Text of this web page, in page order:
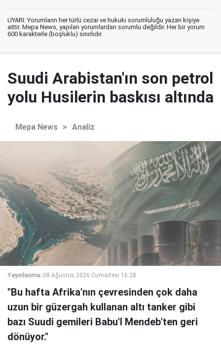
UYARI: Yorumların her türlü cezai ve hukuki sorumluluğu yazan kişiye
aittir. Mepa News, yapılan yorumlardan sorumlu değildir. Her bir yorum
600 karakterle (boşluklu) sınırlıdır.
Suudi Arabistan'ın son petrol
yolu Husilerin baskısı altında
Mepa News > Analiz
Yayınlanma: 08 Ağustos 2026 Cumartesi 16:28
"Bu hafta Afrika'nın çevresinden çok daha
uzun bir güzergah kullanan altı tanker gibi
bazı Suudi gemileri Babu'l Mendeb'ten geri
dönüyor."